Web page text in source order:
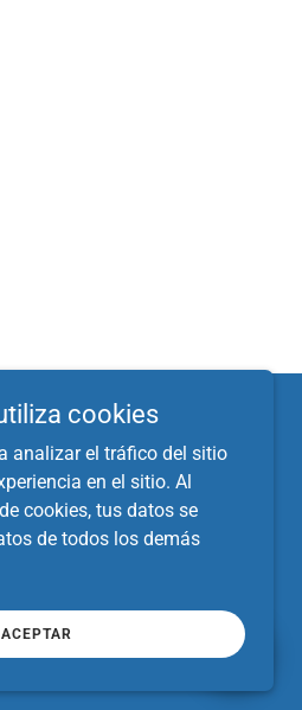
cookies
analizar el tráfico del sitio
en el sitio. Al
cookies, tus datos se
de todos los demás
ACEPTAR